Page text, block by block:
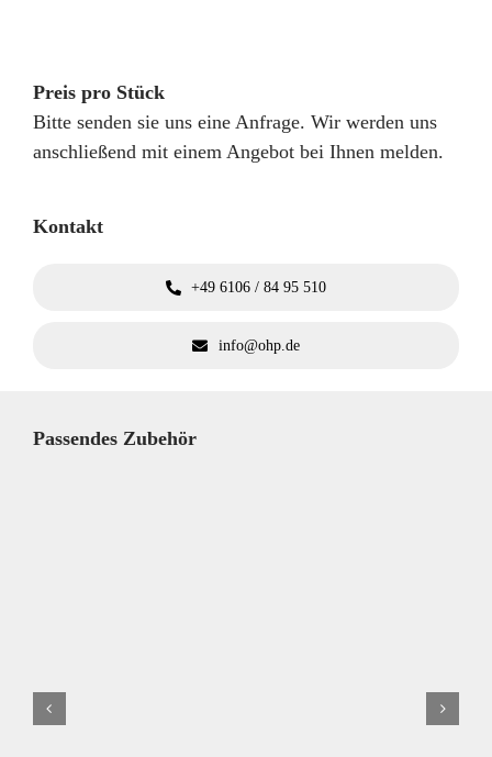
Preis pro Stück
Bitte senden sie uns eine Anfrage. Wir werden uns
anschließend mit einem Angebot bei Ihnen melden.
Kontakt
+49 6106 / 84 95 510
info@ohp.de
Passendes Zubehör